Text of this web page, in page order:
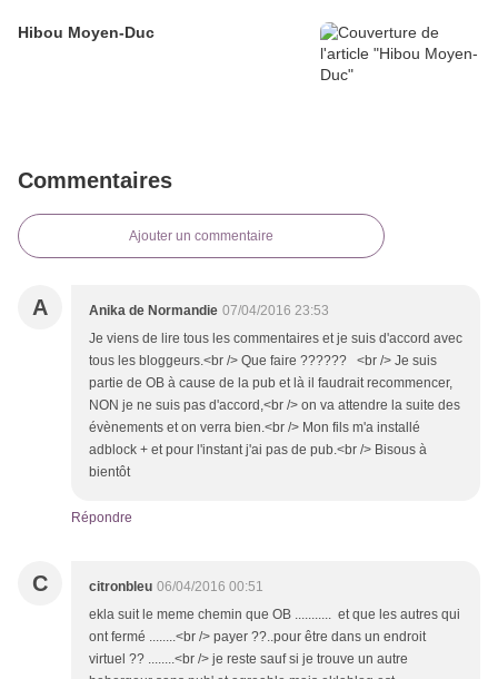
Hibou Moyen-Duc
Commentaires
Ajouter un commentaire
A Anika de Normandie 07/04/2016 23:53
Je viens de lire tous les commentaires et je suis d'accord avec
tous les bloggeurs.<br /> Que faire ?????? <br /> Je suis
partie de OB à cause de la pub et là il faudrait recommencer,
NON je ne suis pas d'accord,<br /> on va attendre la suite des
évènements et on verra bien.<br /> Mon fils m'a installé
adblock + et pour l'instant j'ai pas de pub.<br /> Bisous à
bientôt
Répondre
C citronbleu 06/04/2016 00:51
ekla suit le meme chemin que OB ........... et que les autres qui
ont fermé ........<br /> payer ??..pour être dans un endroit
virtuel ?? ........<br /> je reste sauf si je trouve un autre